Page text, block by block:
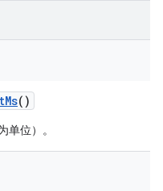
Ms()
位）。